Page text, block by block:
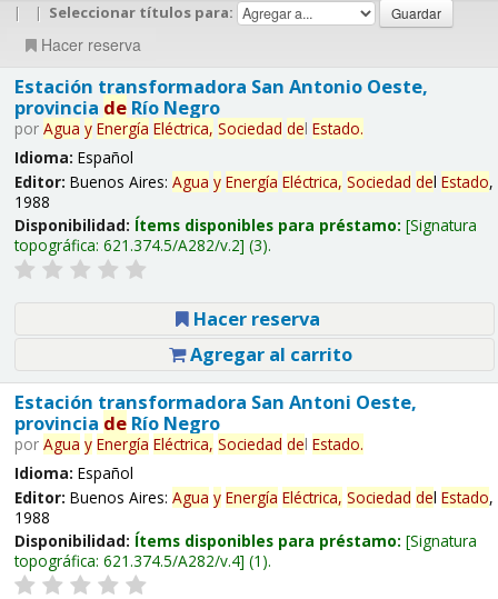
| | Seleccionar títulos para:
Hacer reserva
Estación transformadora San Antonio Oeste,
provincia deRío Negro
por Agua y Energía Eléctrica, Sociedad del Estado.
Idioma: Español
Editor: Buenos Aires: Agua y Energía Eléctrica, Sociedad del Estado,
1988
Disponibilidad: Ítems disponibles para préstamo: Signatura
topográfica: 621.374.5/A282/v.2 (3).
Hacer reserva
Agregar al carrito
Estación transformadora San Antoni Oeste,
provincia deRío Negro
por Agua y Energía Eléctrica, Sociedad del Estado.
Idioma: Español
Editor: Buenos Aires: Agua y Energía Eléctrica, Sociedad del Estado,
1988
Disponibilidad: Ítems disponibles para préstamo: Signatura
topográfica: 621.374.5/A282/v.4 (1).